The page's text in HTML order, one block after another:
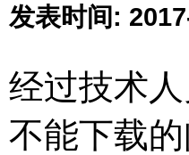
发表时间:
经过技术
不能下载的